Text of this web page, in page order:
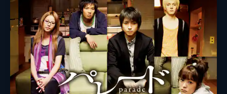
坂本敏明
本田晋一郎
小西啓介
セオドール・ミラー